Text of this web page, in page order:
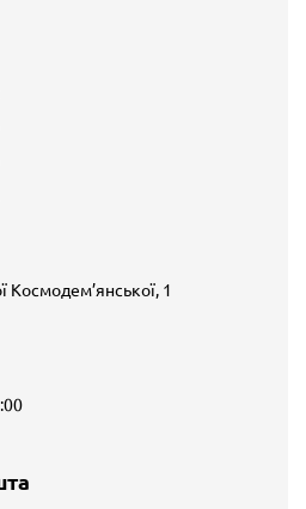
Космодем’янської, 1